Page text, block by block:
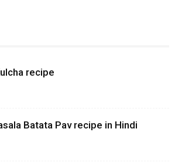
recipe
Batata Pav recipe in Hindi